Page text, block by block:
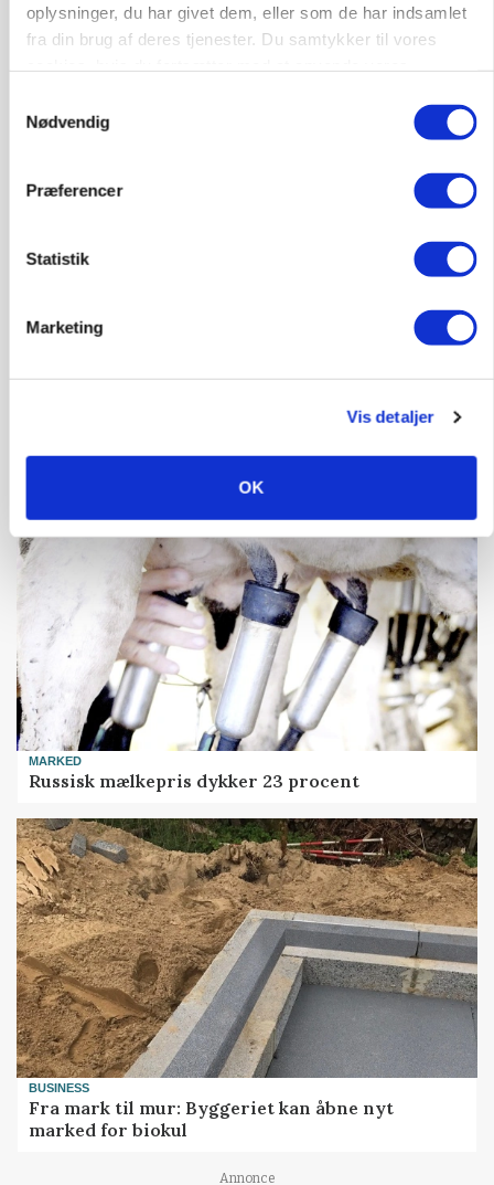
oplysninger, du har givet dem, eller som de har indsamlet
fra din brug af deres tjenester. Du samtykker til vores
Nødvendig
Præferencer
Statistik
Marketing
Vis detaljer
OK
konkurrence- og produktionsvilkår
Annonce
Loading...
Ejer eller medejer? Nyt tv-format udfordrer
landbrugets ejerstruktur
MARKED
Russisk mælkepris dykker 23 procent
BUSINESS
Fra mark til mur: Byggeriet kan åbne nyt
marked for biokul
Annonce